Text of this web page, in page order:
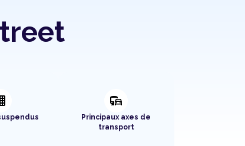
commute
Principaux axes de
transport